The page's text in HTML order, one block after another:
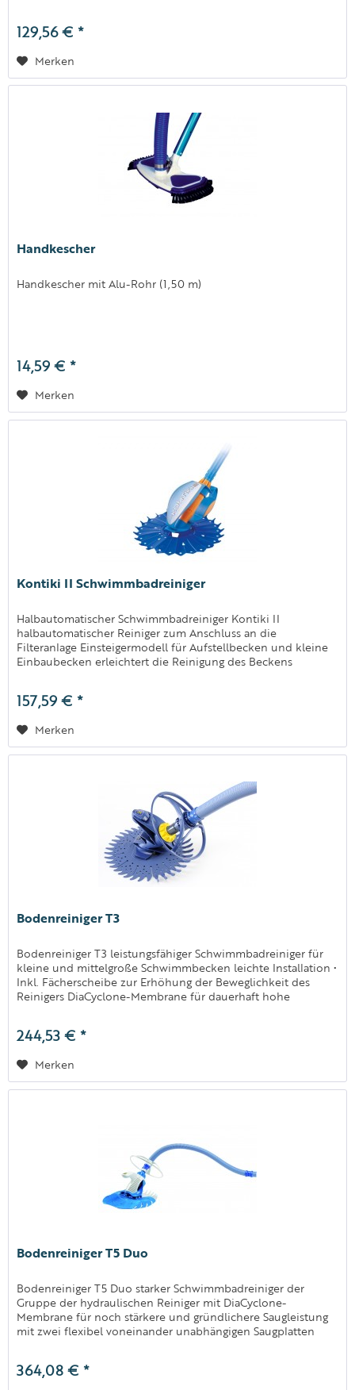
129,56 € *
Merken
Handkescher
Handkescher mit Alu-Rohr (1,50 m)
14,59 € *
Merken
Kontiki II Schwimmbadreiniger
Halbautomatischer Schwimmbadreiniger Kontiki II
halbautomatischer Reiniger zum Anschluss an die
Filteranlage Einsteigermodell für Aufstellbecken und kleine
Einbaubecken erleichtert die Reinigung des Beckens
157,59 € *
Merken
Bodenreiniger T3
Bodenreiniger T3 leistungsfähiger Schwimmbadreiniger für
kleine und mittelgroße Schwimmbecken leichte Installation •
Inkl. Fächerscheibe zur Erhöhung der Beweglichkeit des
Reinigers DiaCyclone-Membrane für dauerhaft hohe
244,53 € *
Merken
Bodenreiniger T5 Duo
Bodenreiniger T5 Duo starker Schwimmbadreiniger der
Gruppe der hydraulischen Reiniger mit DiaCyclone-
Membrane für noch stärkere und gründlichere Saugleistung
mit zwei flexibel voneinander unabhängigen Saugplatten
364,08 € *